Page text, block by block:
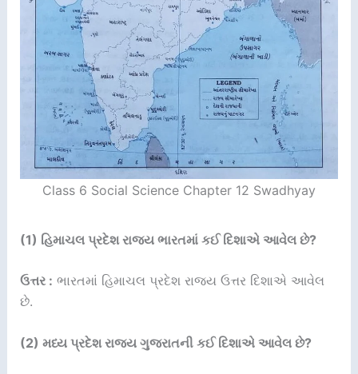
Class 6 Social Science Chapter 12 Swadhyay
(1) હિમાચલ પ્રદેશ રાજ્ય ભારતમાં કઈ દિશાએ આવેલ છે?
ઉત્તર : ભારતમાં હિમાચલ પ્રદેશ રાજ્ય ઉત્તર દિશાએ આવેલ
છે.
(2) મધ્ય પ્રદેશ રાજ્ય ગુજરાતની કઈ દિશાએ આવેલ છે?